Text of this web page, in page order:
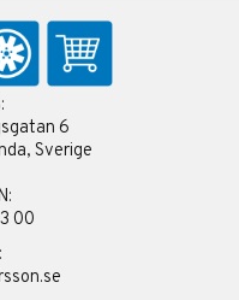
6
Sverige
00